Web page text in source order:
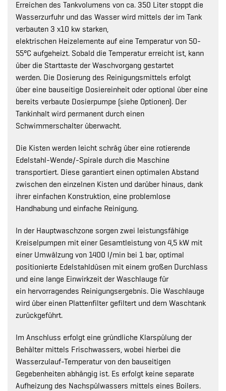
Erreichen des Tankvolumens von ca. 350 Liter stoppt die
Wasserzurfuhr und das Wasser wird mittels der im Tank
verbauten 3 x10 kw starken,
elektrischen Heizelemente auf eine Temperatur von 50-
55°C aufgeheizt. Sobald die Temperatur erreicht ist, kann
über die Starttaste der Waschvorgang gestartet
werden. Die Dosierung des Reinigungsmittels erfolgt
über eine bauseitige Dosiereinheit oder optional über eine
bereits verbaute Dosierpumpe (siehe Optionen). Der
Tankinhalt wird permanent durch einen
Schwimmerschalter überwacht.
Die Kisten werden leicht schräg über eine rotierende
Edelstahl-Wende/-Spirale durch die Maschine
transportiert. Diese garantiert einen optimalen Abstand
zwischen den einzelnen Kisten und darüber hinaus, dank
ihrer einfachen Konstruktion, eine problemlose
Handhabung und einfache Reinigung.
In der Hauptwaschzone sorgen zwei leistungsfähige
Kreiselpumpen mit einer Gesamtleistung von 4,5 kW mit
einer Umwälzung von 1400 l/min bei 1 bar, optimal
positionierte Edelstahldüsen mit einem großen Durchlass
und eine lange Einwirkzeit der Waschlauge für
ein hervorragendes Reinigungsergebnis. Die Waschlauge
wird über einen Plattenfilter gefiltert und dem Waschtank
zurückgeführt.
Im Anschluss erfolgt eine gründliche Klarspülung der
Behälter mittels Frischwassers, wobei hierbei die
Wasserzulauf-Temperatur von den bauseitigen
Gegebenheiten abhängig ist. Es erfolgt keine separate
Aufheizung des Nachspülwassers mittels eines Boilers.